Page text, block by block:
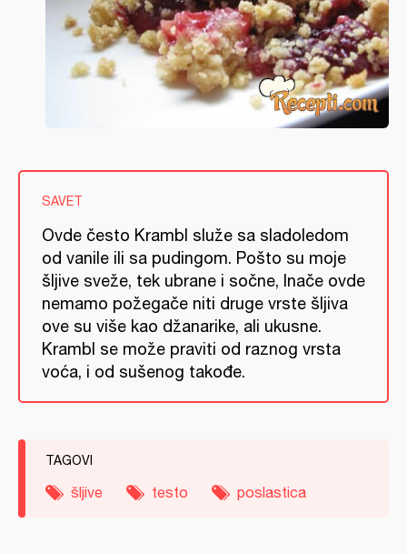
SAVET
Ovde često Krambl služe sa sladoledom
od vanile ili sa pudingom. Pošto su moje
šljive sveže, tek ubrane i sočne, Inače ovde
nemamo požegače niti druge vrste šljiva
ove su više kao džanarike, ali ukusne.
Krambl se može praviti od raznog vrsta
voća, i od sušenog takođe.
TAGOVI
šljive testo poslastica